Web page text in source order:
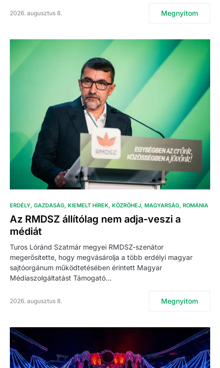
2026. augusztus 8. Megnyitom
ERDÉLY GAZDASÁG KIEMELT HÍREK KÖZRÖHEJ MAGYARSÁG ROMÁNIA
Az RMDSZ állítólag nem adja-veszi a
médiát
Turos Lóránd Szatmár megyei RMDSZ-szenátor
megerősítette, hogy megvásárolja a több erdélyi magyar
sajtóorgánum működtetésében érintett Magyar
Médiaszolgáltatást Támogató…
2026. augusztus 8. Megnyitom